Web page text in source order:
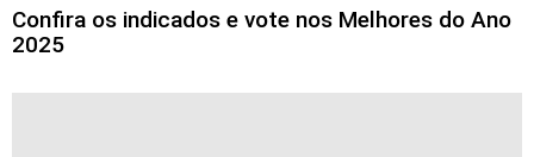
Confira os indicados e vote nos Melhores do Ano
2025